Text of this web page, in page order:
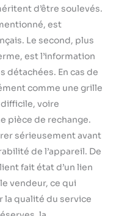
d’être soulevés.
est
Le second, plus
est l’information
détachées. En cas de
comme une grille
voire
pièce de rechange.
sérieusement avant
de l’appareil. De
fait état d’un lien
vendeur, ce qui
la qualité du service